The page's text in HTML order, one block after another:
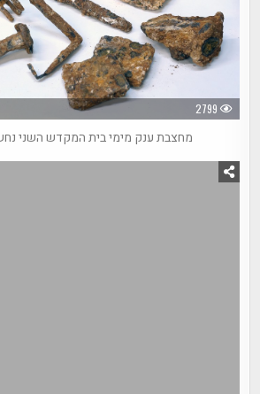
2799
מחצבת ענק מימי בית המקדש השני